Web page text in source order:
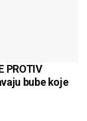
PROTIV
bube koje